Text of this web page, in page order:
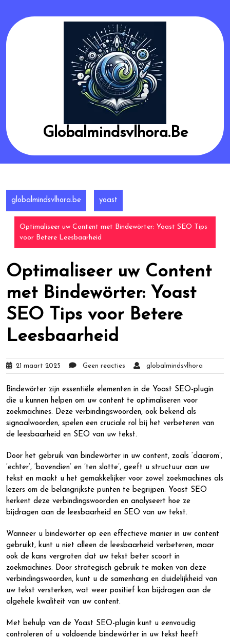
content
Globalmindsvlhora.be
globalmindsvlhora.be yoast
Optimaliseer uw Content met Bindewörter: Yoast SEO Tips
voor Betere Leesbaarheid
Optimaliseer uw Content
met Bindewörter: Yoast
SEO Tips voor Betere
Leesbaarheid
21 maart 2025 Geen reacties globalmindsvlhora
Bindewörter zijn essentiële elementen in de Yoast SEO-plugin
die u kunnen helpen om uw content te optimaliseren voor
zoekmachines. Deze verbindingswoorden, ook bekend als
signaalwoorden, spelen een cruciale rol bij het verbeteren van
de leesbaarheid en SEO van uw tekst.
Door het gebruik van bindewörter in uw content, zoals ‘daarom’,
‘echter’, ‘bovendien’ en ’ten slotte’, geeft u structuur aan uw
tekst en maakt u het gemakkelijker voor zowel zoekmachines als
lezers om de belangrijkste punten te begrijpen. Yoast SEO
herkent deze verbindingswoorden en analyseert hoe ze
bijdragen aan de leesbaarheid en SEO van uw tekst.
Wanneer u bindewörter op een effectieve manier in uw content
gebruikt, kunt u niet alleen de leesbaarheid verbeteren, maar
ook de kans vergroten dat uw tekst beter scoort in
zoekmachines. Door strategisch gebruik te maken van deze
verbindingswoorden, kunt u de samenhang en duidelijkheid van
uw tekst versterken, wat weer positief kan bijdragen aan de
algehele kwaliteit van uw content.
Met behulp van de Yoast SEO-plugin kunt u eenvoudig
controleren of u voldoende bindewörter in uw tekst heeft